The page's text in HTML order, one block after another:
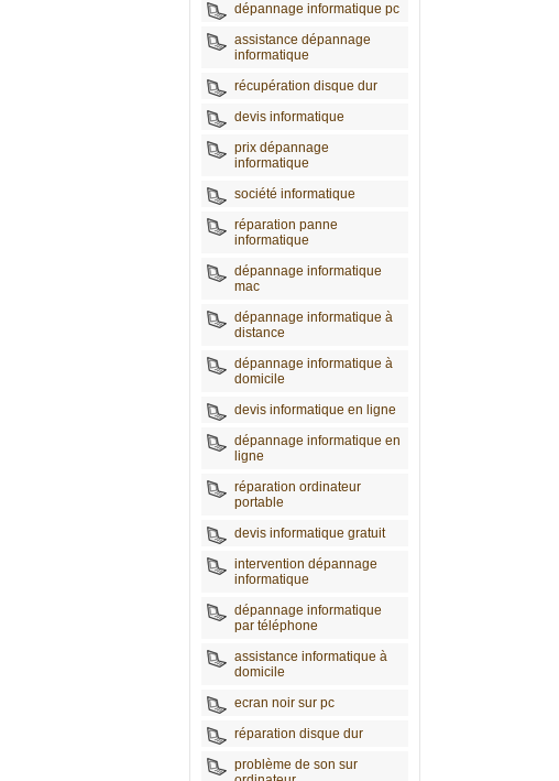
dépannage informatique pc
assistance dépannage
informatique
récupération disque dur
devis informatique
prix dépannage
informatique
société informatique
réparation panne
informatique
dépannage informatique
mac
dépannage informatique à
distance
dépannage informatique à
domicile
devis informatique en ligne
dépannage informatique en
ligne
réparation ordinateur
portable
devis informatique gratuit
intervention dépannage
informatique
dépannage informatique
par téléphone
assistance informatique à
domicile
ecran noir sur pc
réparation disque dur
problème de son sur